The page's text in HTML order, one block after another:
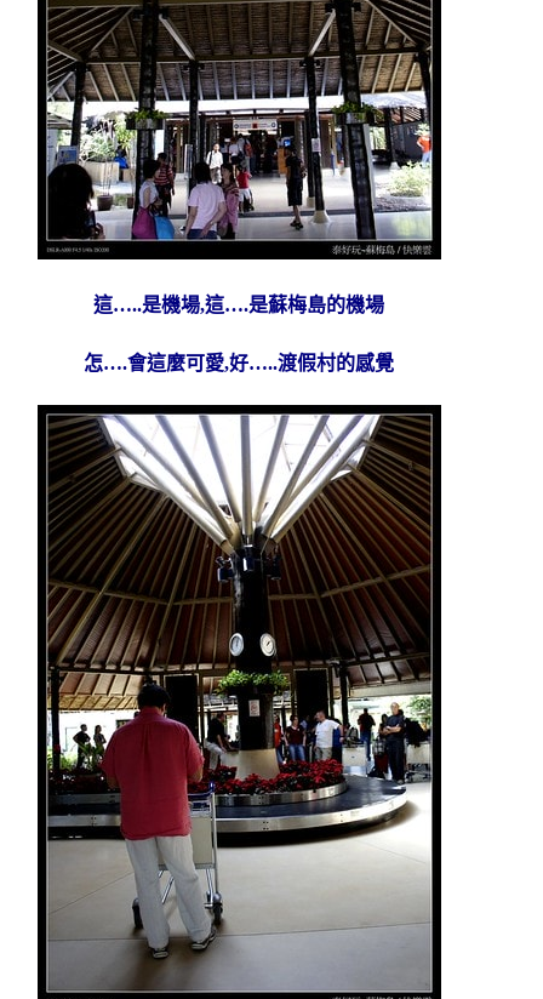
這…..是機場,這….是蘇梅島的機場
怎….會這麼可愛,好…..渡假村的感覺